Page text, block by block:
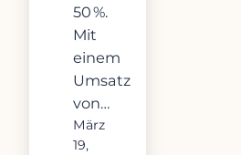
50 %.
Mit
einem
Umsatz
von…
März
19,